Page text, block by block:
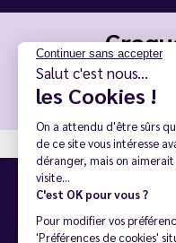
Continuer sans accepter
Salut c'est nous...
les Cookies !
On a attendu d'être sûrs
de ce site vous intéresse
déranger, mais on
visite...
C'est OK pour vous ?
Pour modifier vos
'Préférences de cookies'
E-liquides